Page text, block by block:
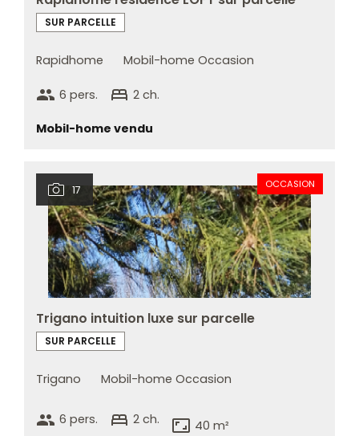
SUR PARCELLE
Rapidhome Mobil-home Occasion
group 6 pers. bed 2 ch.
Mobil-home vendu
17 OCCASION
Trigano intuition luxe sur parcelle
SUR PARCELLE
Trigano Mobil-home Occasion
group 6 pers. bed 2 ch. aspect_ratio 40 m²